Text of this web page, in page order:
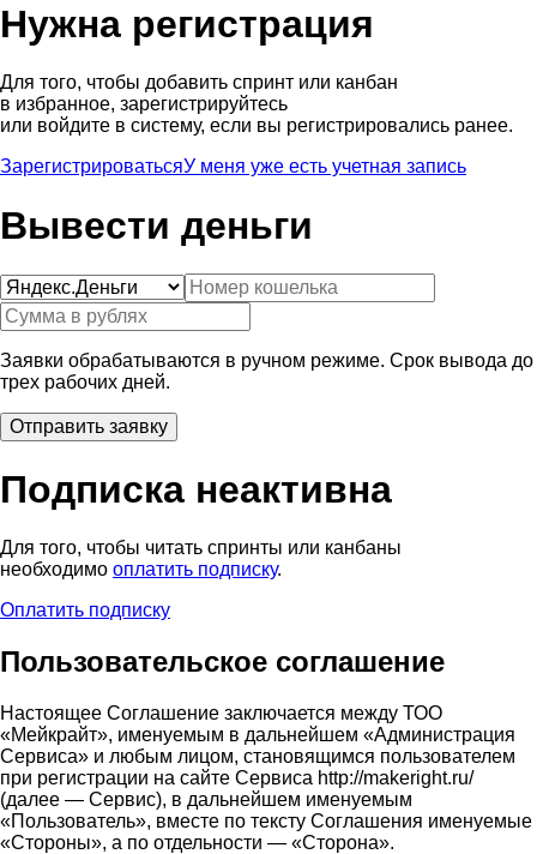
Нужна регистрация
Для того, чтобы добавить спринт или канбан
в избранное, зарегистрируйтесь
или войдите в систему, если вы регистрировались ранее.
ЗарегистрироватьсяУ меня уже есть учетная запись
Вывести деньги
Заявки обрабатываются в ручном режиме. Срок вывода до
трех рабочих дней.
Подписка неактивна
Для того, чтобы читать спринты или канбаны
необходимо оплатить подписку.
Оплатить подписку
Пользовательское соглашение
Настоящее Соглашение заключается между ТОО
«Мейкрайт», именуемым в дальнейшем «Администрация
Сервиса» и любым лицом, становящимся пользователем
при регистрации на сайте Сервиса http://makeright.ru/
(далее — Сервис), в дальнейшем именуемым
«Пользователь», вместе по тексту Соглашения именуемые
«Стороны», а по отдельности — «Сторона».